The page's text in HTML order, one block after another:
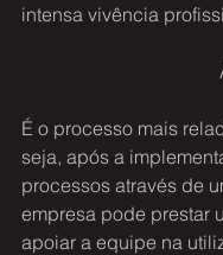
intensa vivência
É o processo mais
seja, após a
processos através de
empresa pode prestar
apoiar a equipe na